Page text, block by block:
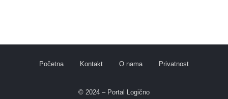
Početna Kontakt O nama Privatnost
© 2024 – Portal Logično